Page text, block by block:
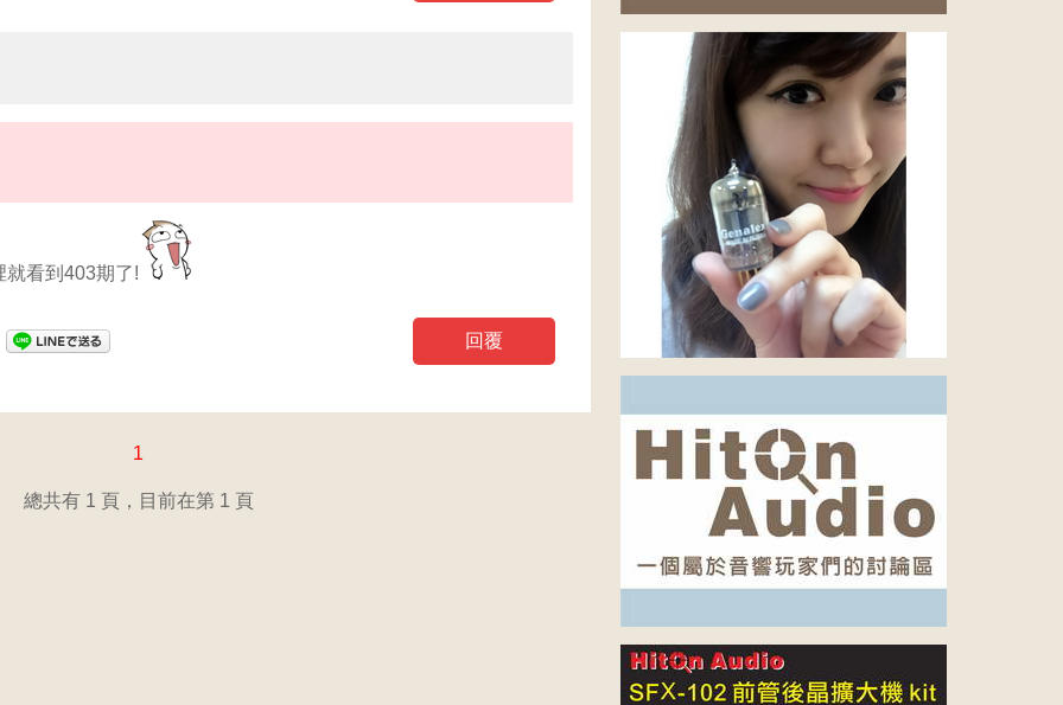
就看到403期了!
回覆
1
總共有 1 頁，目前在第 1 頁